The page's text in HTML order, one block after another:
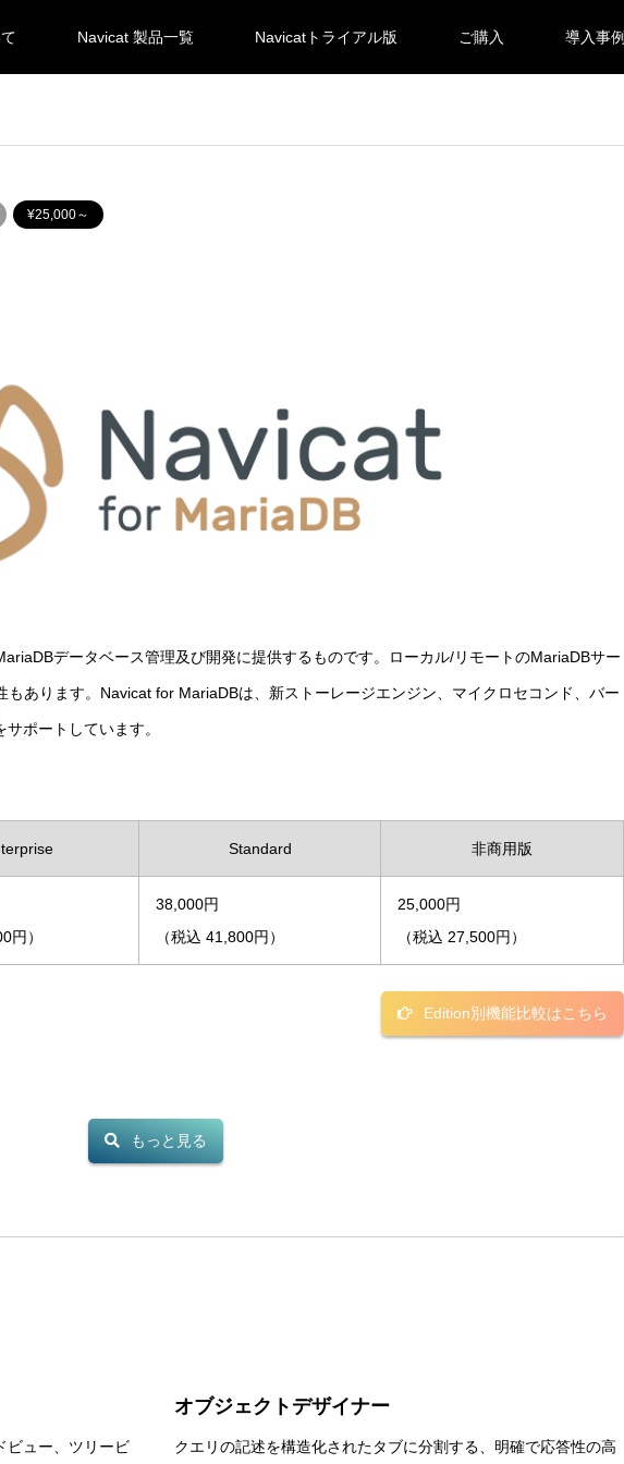
Navicat 製品一覧 Navicatトライアル版 ご購入 導入事例
¥25,000～
データベース管理及び開発に提供するものです。ローカル/リモートのMariaDBサー
あります。Navicat for MariaDBは、新ストーレージエンジン、マイクロセコンド、バー
ポートしています。
Standard 非商用版
円）
38,000円
（税込 41,800円）
25,000円
（税込 27,500円）
Edition別機能比較はこちら
もっと見る
ビュー、ツリービ
オブジェクトデザイナー
クエリの記述を構造化されたタブに分割する、明確で応答性の高